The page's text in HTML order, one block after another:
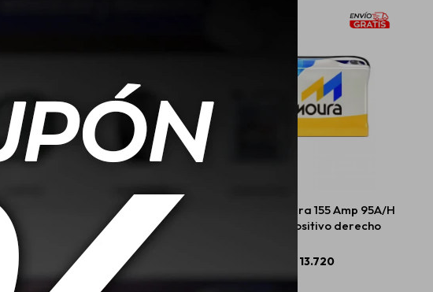
Batería Moura 140 Amp 80A/H
- M80RD positivo derecho
11.280
Batería Moura 155 Amp 95A/H
M95QD positivo derecho
13.720